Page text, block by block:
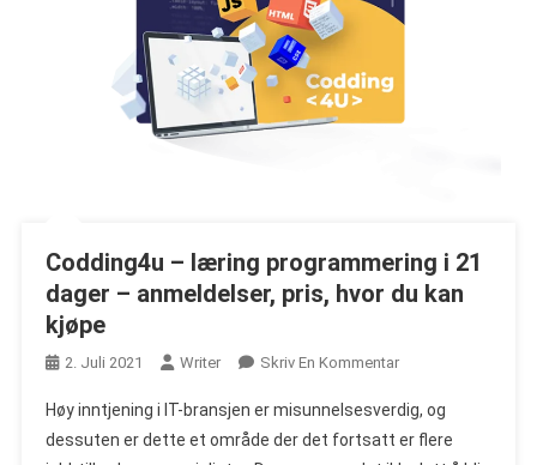
Codding4u – læring programmering i 21
dager – anmeldelser, pris, hvor du kan
kjøpe
2. Juli 2021 Writer Skriv En KommentarOn
–
Læring
Høy inntjening i IT-bransjen er misunnelsesverdig, og
dessuten er dette et område der det fortsatt er flere